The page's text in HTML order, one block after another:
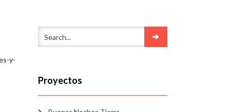
y-
Proyectos